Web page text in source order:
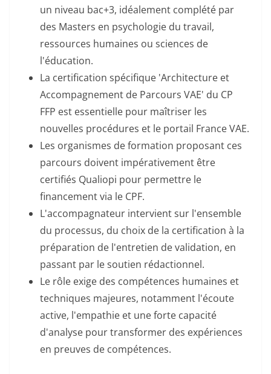
un niveau bac+3, idéalement complété par
des Masters en psychologie du travail,
ressources humaines ou sciences de
l'éducation.
La certification spécifique 'Architecture et
Accompagnement de Parcours VAE' du CP
FFP est essentielle pour maîtriser les
nouvelles procédures et le portail France VAE.
Les organismes de formation proposant ces
parcours doivent impérativement être
certifiés Qualiopi pour permettre le
financement via le CPF.
L'accompagnateur intervient sur l'ensemble
du processus, du choix de la certification à la
préparation de l'entretien de validation, en
passant par le soutien rédactionnel.
Le rôle exige des compétences humaines et
techniques majeures, notamment l'écoute
active, l'empathie et une forte capacité
d'analyse pour transformer des expériences
en preuves de compétences.